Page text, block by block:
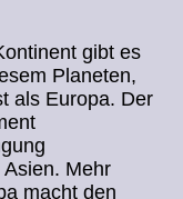
gibt es
Planeten,
als Europa. Der
Mehr
macht den